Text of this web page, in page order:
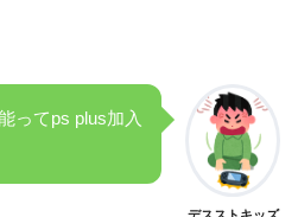
ってps plus加入